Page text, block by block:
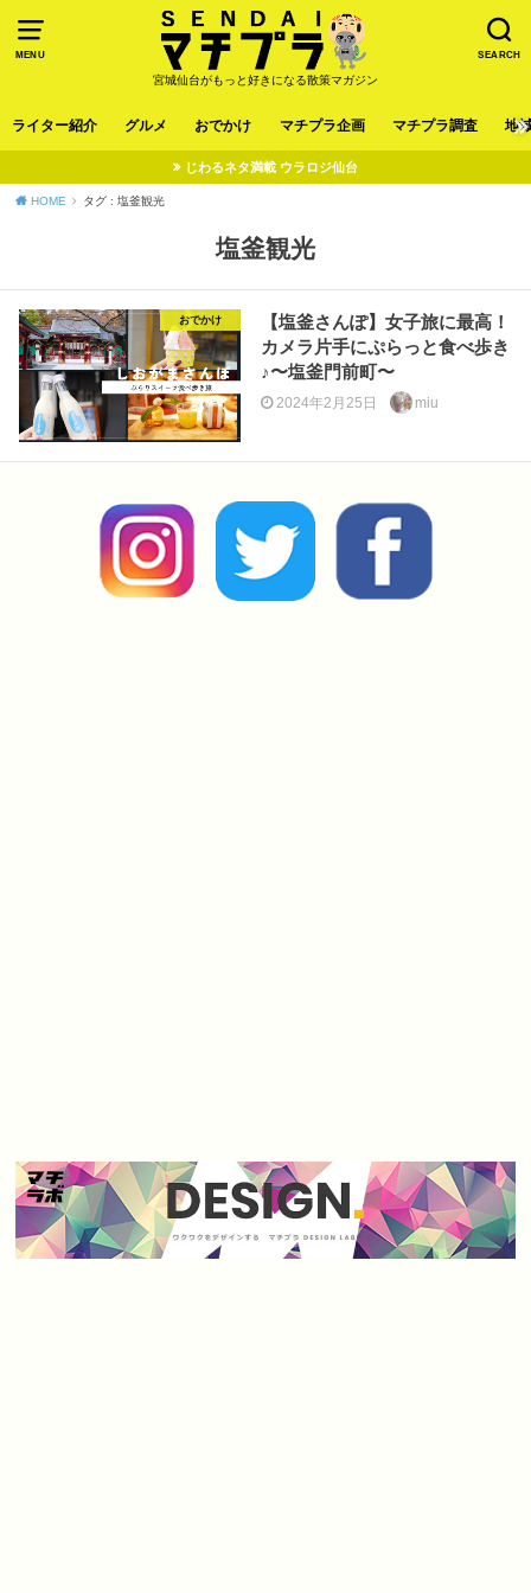
MENU SEARCH
宮城仙台がもっと好きになる散策マガジン
ライター紹介 グルメ おでかけ マチプラ企画 マチプラ調査 地
じわるネタ満載 ウラロジ仙台
HOME タグ : 塩釜観光
塩釜観光
おでかけ
【塩釜さんぽ】女子旅に最高！
カメラ片手にぷらっと食べ歩き
♪〜塩釜門前町〜
2024年2月25日 miu